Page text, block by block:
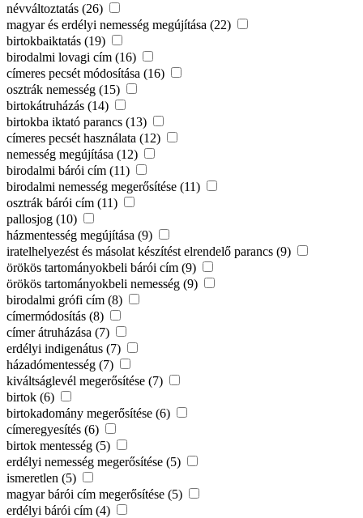
névváltoztatás (26)
magyar és erdélyi nemesség megújítása (22)
birtokbaiktatás (19)
birodalmi lovagi cím (16)
címeres pecsét módosítása (16)
osztrák nemesség (15)
birtokátruházás (14)
birtokba iktató parancs (13)
címeres pecsét használata (12)
nemesség megújítása (12)
birodalmi bárói cím (11)
birodalmi nemesség megerősítése (11)
osztrák bárói cím (11)
pallosjog (10)
házmentesség megújítása (9)
iratelhelyezést és másolat készítést elrendelő parancs (9)
örökös tartományokbeli bárói cím (9)
örökös tartományokbeli nemesség (9)
birodalmi grófi cím (8)
címermódosítás (8)
címer átruházása (7)
erdélyi indigenátus (7)
házadómentesség (7)
kiváltságlevél megerősítése (7)
birtok (6)
birtokadomány megerősítése (6)
címeregyesítés (6)
birtok mentesség (5)
erdélyi nemesség megerősítése (5)
ismeretlen (5)
magyar bárói cím megerősítése (5)
erdélyi bárói cím (4)